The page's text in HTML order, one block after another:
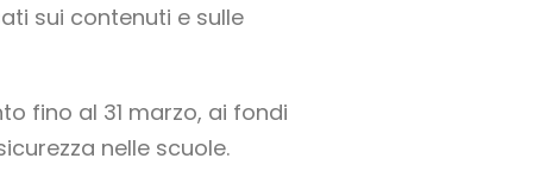
sui contenuti e sulle
fino al 31 marzo, ai fondi
nelle scuole.